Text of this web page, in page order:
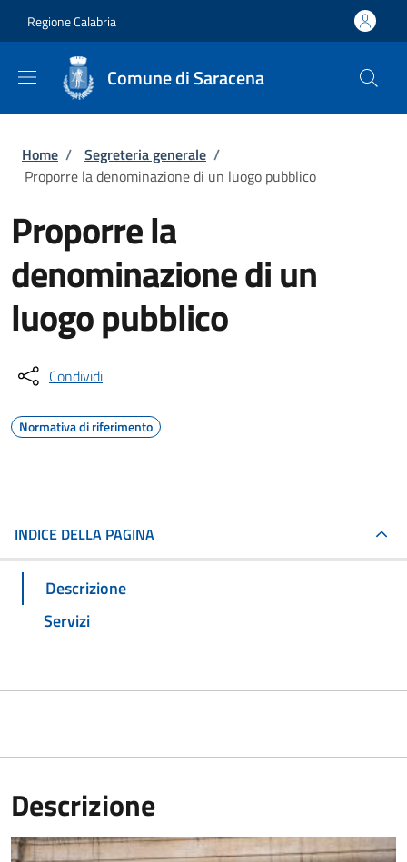
Regione Calabria
Comune di Saracena
Briciole di pane
Home / Segreteria generale /
Proporre la denominazione di un luogo pubblico
Proporre la
denominazione di un
luogo pubblico
Condividi
Normativa di riferimento
INDICE DELLA PAGINA
Descrizione
Servizi
Descrizione